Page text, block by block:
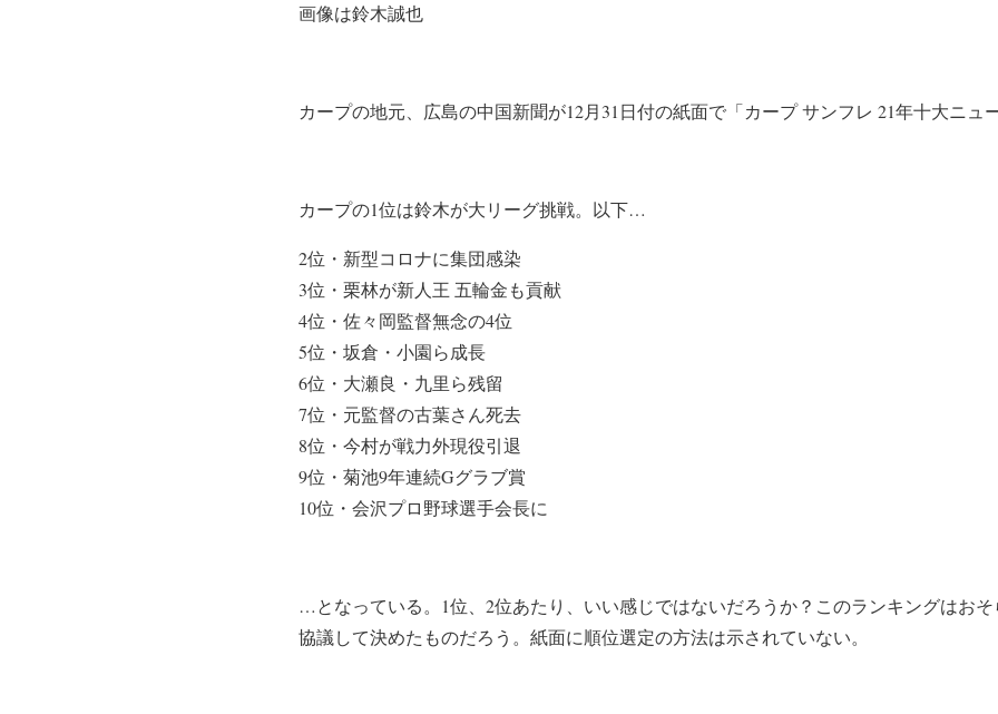
画像は鈴木誠也
カープの地元、広島の中国新聞が12月31日付の紙面で「カープ サンフレ 21年十大ニュ
カープの1位は鈴木が大リーグ挑戦。以下…
2位・新型コロナに集団感染
3位・栗林が新人王 五輪金も貢献
4位・佐々岡監督無念の4位
5位・坂倉・小園ら成長
6位・大瀬良・九里ら残留
7位・元監督の古葉さん死去
8位・今村が戦力外現役引退
9位・菊池9年連続Gグラブ賞
10位・会沢プロ野球選手会長に
…となっている。1位、2位あたり、いい感じではないだろうか？このランキングはお
協議して決めたものだろう。紙面に順位選定の方法は示されていない。